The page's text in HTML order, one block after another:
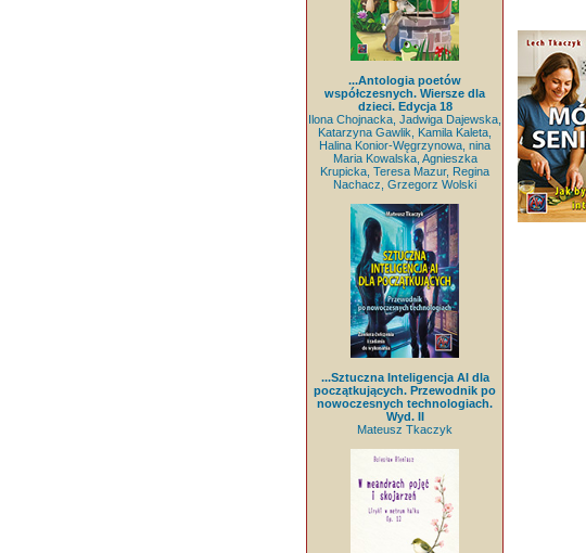
...Antologia poetów
współczesnych. Wiersze dla
dzieci. Edycja 18
Ilona Chojnacka, Jadwiga Dajewska,
Katarzyna Gawlik, Kamila Kaleta,
Halina Konior-Węgrzynowa, nina
Maria Kowalska, Agnieszka
Krupicka, Teresa Mazur, Regina
Nachacz, Grzegorz Wolski
...Sztuczna Inteligencja AI dla
początkujących. Przewodnik po
nowoczesnych technologiach.
Wyd. II
Mateusz Tkaczyk